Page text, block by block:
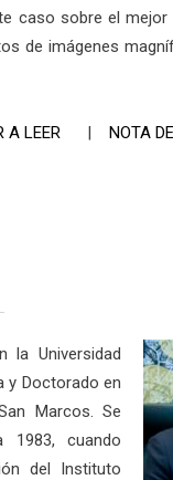
caso sobre el mejor
de imágenes
A LEER | NOTA
la Universidad
y Doctorado en
Marcos. Se
1983, cuando
del Instituto